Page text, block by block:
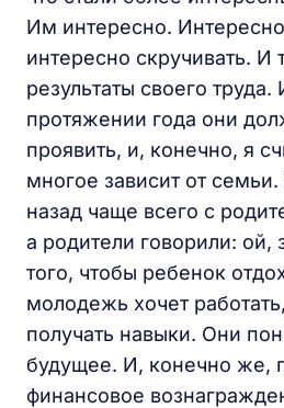
Им интересно.
интересно скручивать. И
результаты своего
протяжении года они
проявить, и, конечно, я
многое зависит от
назад чаще всего с
а родители говорили: ой,
того, чтобы ребенок
молодежь хочет
получать навыки. Они
будущее. И, конечно же,
финансовое